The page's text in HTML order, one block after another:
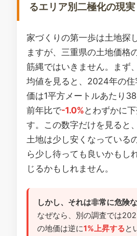
るエリア別二極化の現実
家づくりの第一歩は土地探
ますが、三重県の土地価格
筋縄ではいきません。まず
均値を見ると、2024年の
価は1平方メートルあたり
前年比で-1.0%とわずかに
す。この数字だけを見ると
土地は少し安くなっている
ら少し待っても良いかもし
じるかもしれません。
しかし、それは非常に危険な
なぜなら、別の調査では
の地価は逆に1%上昇すると